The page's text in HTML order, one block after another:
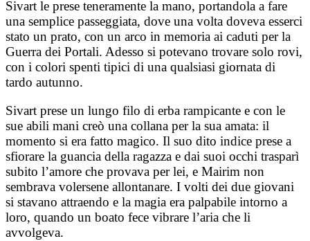
Sivart le prese teneramente la mano, portandola a fare
una semplice passeggiata, dove una volta doveva esserci
stato un prato, con un arco in memoria ai caduti per la
Guerra dei Portali. Adesso si potevano trovare solo rovi,
con i colori spenti tipici di una qualsiasi giornata di
tardo autunno.
Sivart prese un lungo filo di erba rampicante e con le
sue abili mani creò una collana per la sua amata: il
momento si era fatto magico. Il suo dito indice prese a
sfiorare la guancia della ragazza e dai suoi occhi trasparì
subito l’amore che provava per lei, e Mairim non
sembrava volersene allontanare. I volti dei due giovani
si stavano attraendo e la magia era palpabile intorno a
loro, quando un boato fece vibrare l’aria che li
avvolgeva.